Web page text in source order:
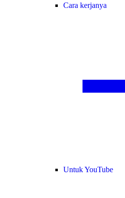
Cara kerjanya
Untuk YouTube